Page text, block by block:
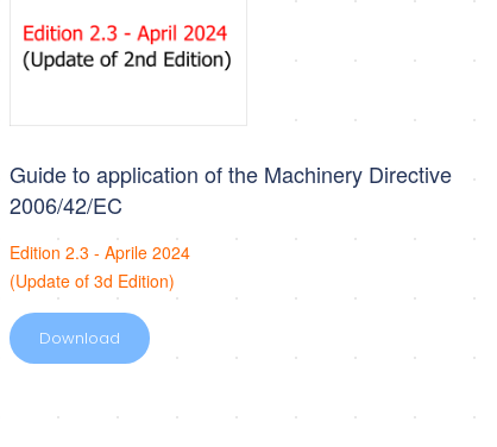
Guide to application of the Machinery Directive
2006/42/EC
Edition 2.3 - Aprile 2024
(Update of 3d Edition)
Download